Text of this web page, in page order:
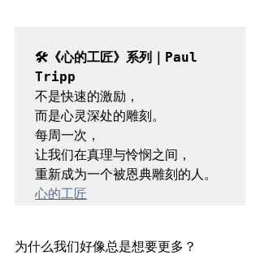
🛠️《心的工匠》系列｜Paul
Tripp
不是快速的激励，
而是心灵深处的雕刻。
每周一次，
让我们在真理与怜悯之间，
心的工匠
为什么我们好像总是想要更多？